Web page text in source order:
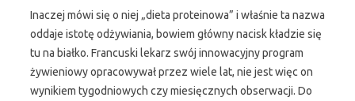
Inaczej mówi się o niej „dieta proteinowa” i właśnie ta nazwa
oddaje istotę odżywiania, bowiem główny nacisk kładzie się
tu na białko. Francuski lekarz swój innowacyjny program
żywieniowy opracowywał przez wiele lat, nie jest więc on
wynikiem tygodniowych czy miesięcznych obserwacji. Do